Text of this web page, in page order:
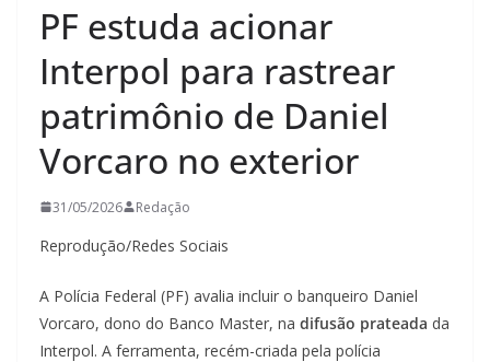
PF estuda acionar
Interpol para rastrear
patrimônio de Daniel
Vorcaro no exterior
31/05/2026 Redação
Reprodução/Redes Sociais
A Polícia Federal (PF) avalia incluir o banqueiro Daniel
Vorcaro, dono do Banco Master, na difusão prateada da
Interpol. A ferramenta, recém-criada pela polícia